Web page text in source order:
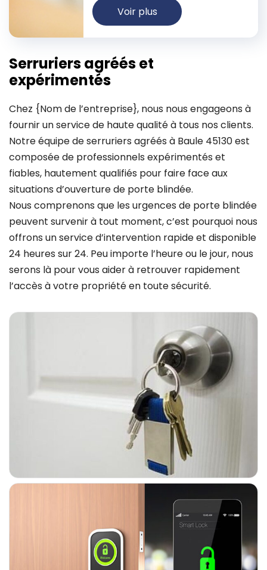
Voir plus
Serruriers agréés et
expérimentés
Chez {Nom de l’entreprise}, nous nous engageons à
fournir un service de haute qualité à tous nos clients.
Notre équipe de serruriers agréés à Baule 45130 est
composée de professionnels expérimentés et
fiables, hautement qualifiés pour faire face aux
situations d’ouverture de porte blindée.
Nous comprenons que les urgences de porte blindée
peuvent survenir à tout moment, c’est pourquoi nous
offrons un service d’intervention rapide et disponible
24 heures sur 24. Peu importe l’heure ou le jour, nous
serons là pour vous aider à retrouver rapidement
l’accès à votre propriété en toute sécurité.